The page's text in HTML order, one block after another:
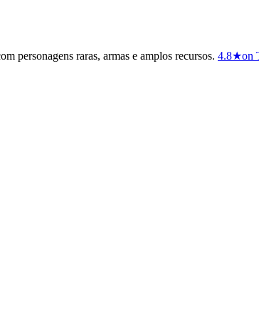
personagens raras, armas e amplos recursos. 4.8★on